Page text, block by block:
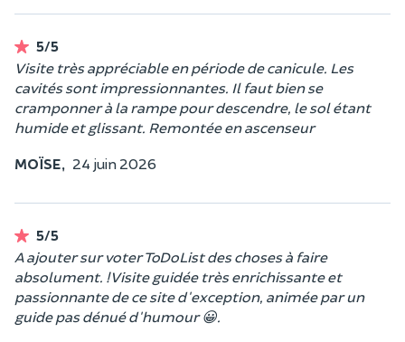
5/5
Visite très appréciable en période de canicule. Les
cavités sont impressionnantes. Il faut bien se
cramponner à la rampe pour descendre, le sol étant
humide et glissant. Remontée en ascenseur
MOÏSE, 24 juin 2026
5/5
A ajouter sur voter ToDoList des choses à faire
absolument. ! Visite guidée très enrichissante et
passionnante de ce site d'exception, animée par un
guide pas dénué d'humour 😀.